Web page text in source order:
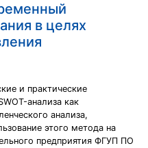
в целях
и практические
анализа как
анализа,
этого метода на
предприятия ФГУП ПО